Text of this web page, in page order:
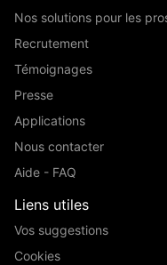
Nos solutions pour les
Recrutement
Témoignages
Presse
Applications
Nous contacter
Aide - FAQ
Liens utiles
Vos suggestions
Cookies